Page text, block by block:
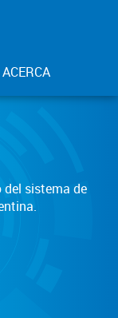
ACERCA
sistema de